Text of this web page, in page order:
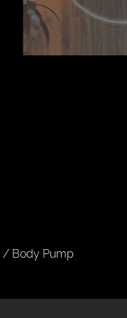
/ Body Pump